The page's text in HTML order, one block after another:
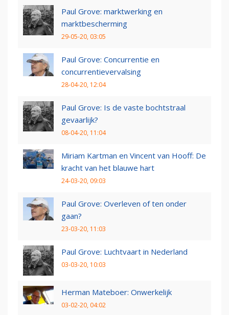
Paul Grove: marktwerking en
marktbescherming
29-05-20, 03:05
Paul Grove: Concurrentie en
concurrentievervalsing
28-04-20, 12:04
Paul Grove: Is de vaste bochtstraal
gevaarlijk?
08-04-20, 11:04
Miriam Kartman en Vincent van Hooff: De
kracht van het blauwe hart
24-03-20, 09:03
Paul Grove: Overleven of ten onder
gaan?
23-03-20, 11:03
Paul Grove: Luchtvaart in Nederland
03-03-20, 10:03
Herman Mateboer: Onwerkelijk
03-02-20, 04:02